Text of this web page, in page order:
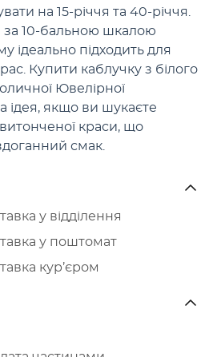
на 15-річчя та 40-річчя.
за 10-бальною шкалою
ідеально підходить для
Купити каблучку з білого
Ювелірної
якщо ви шукаєте
краси, що
смак.
у відділення
у поштомат
кур’єром